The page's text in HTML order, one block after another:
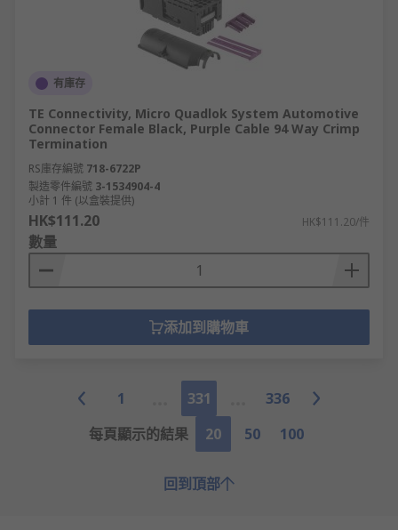
有庫存
TE Connectivity, Micro Quadlok System Automotive
Connector Female Black, Purple Cable 94 Way Crimp
Termination
RS庫存編號 718-6722P
製造零件編號 3-1534904-4
小計 1 件 (以盒裝提供)
HK$111.20 HK$111.20/件
數量
添加到購物車
1 331
336
每頁顯示的結果
20 50 100
回到頂部